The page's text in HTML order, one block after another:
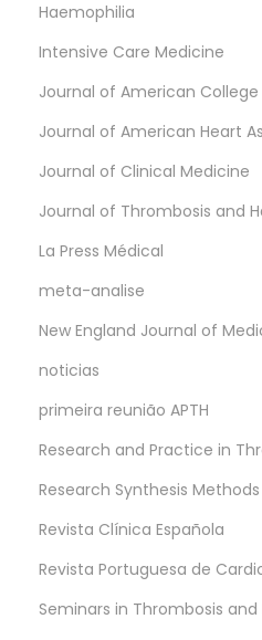
Haemophilia
Intensive Care Medicine
Journal of American
Journal of American Heart
Journal of Clinical Medicine
Journal of Thrombosis and
La Press Médical
meta-analise
New England Journal of
noticias
primeira reunião APTH
Research and Practice in
Research Synthesis Methods
Revista Clínica Española
Revista Portuguesa de
Seminars in Thrombosis